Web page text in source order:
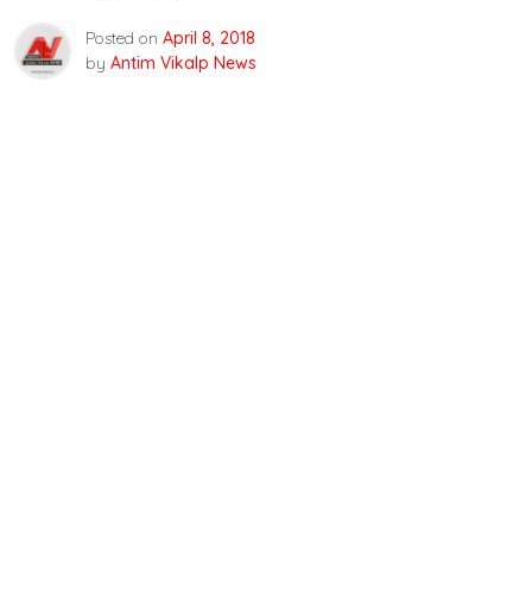
Posted on April 8, 2018
by Antim Vikalp News